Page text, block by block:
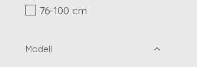
76-100 cm
Modell